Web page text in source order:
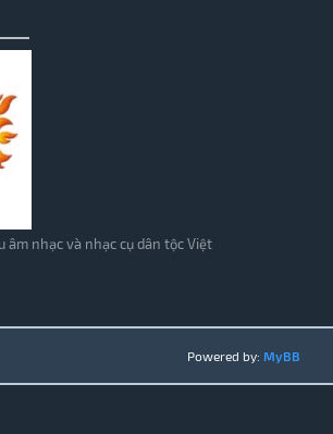
âm nhạc và nhạc cụ dân tộc Việt
Powered by: MyBB